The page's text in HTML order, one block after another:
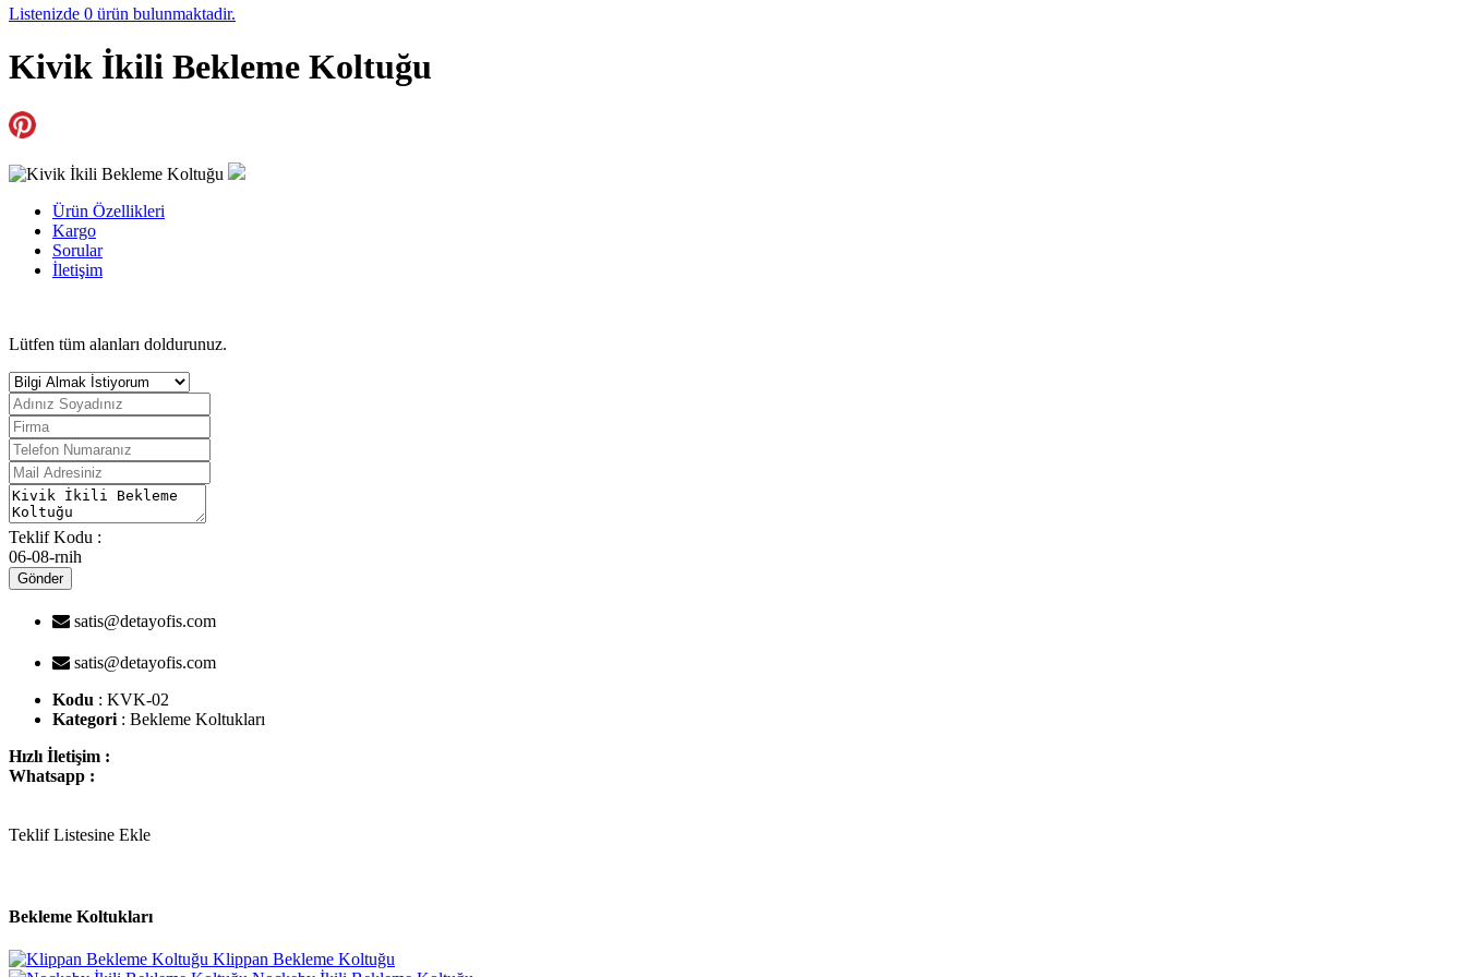
Listenizde 0 ürün bulunmaktadir.
Kivik İkili Bekleme Koltuğu
Ürün Özellikleri
Kargo
Sorular
İletişim
Lütfen tüm alanları doldurunuz.
Teklif Kodu :
06-08-rnih
Gönder
satis@detayofis.com
satis@detayofis.com
Kodu : KVK-02
Kategori : Bekleme Koltukları
Hızlı İletişim :
Whatsapp :
Teklif Listesine Ekle
Bekleme Koltukları
Klippan Bekleme Koltuğu